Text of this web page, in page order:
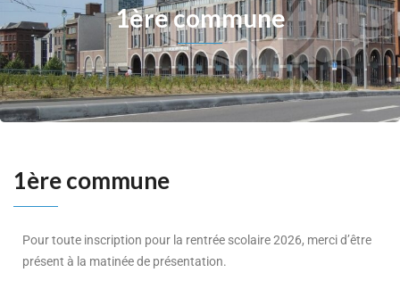
1ère commune
1ère commune
Pour toute inscription pour la rentrée scolaire 2026, merci d’être
présent à la matinée de présentation.